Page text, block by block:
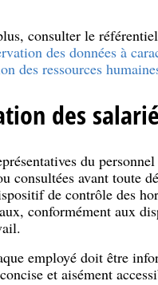
consulter le référentiel
des données à
des ressources
des
du
consultées avant toute
de contrôle des
conformément aux
employé doit être
et aisément